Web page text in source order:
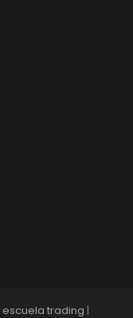
escuela trading |